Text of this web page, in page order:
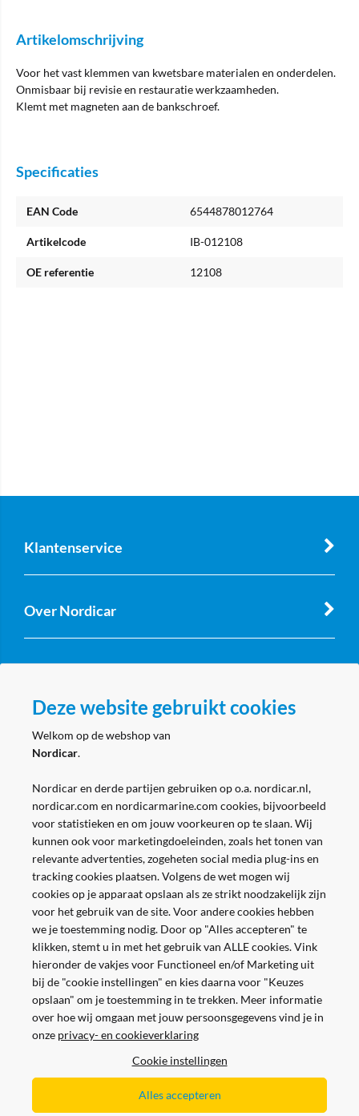
Artikelomschrijving
Voor het vast klemmen van kwetsbare materialen en onderdelen.
Onmisbaar bij revisie en restauratie werkzaamheden.
Klemt met magneten aan de bankschroef.
Specificaties
EAN Code 6544878012764
Artikelcode IB-012108
OE referentie 12108
Klantenservice
Over Nordicar
Volg ons
Veilig en gemakkelijk betalen
Deze website gebruikt cookies
Welkom op de webshop van
Nordicar.
Nordicar en derde partijen gebruiken op o.a. nordicar.nl,
nordicar.com en nordicarmarine.com cookies, bijvoorbeeld
voor statistieken en om jouw voorkeuren op te slaan. Wij
kunnen ook voor marketingdoeleinden, zoals het tonen van
relevante advertenties, zogeheten social media plug-ins en
tracking cookies plaatsen. Volgens de wet mogen wij
cookies op je apparaat opslaan als ze strikt noodzakelijk zijn
voor het gebruik van de site. Voor andere cookies hebben
we je toestemming nodig. Door op "Alles accepteren" te
klikken, stemt u in met het gebruik van ALLE cookies. Vink
hieronder de vakjes voor Functioneel en/of Marketing uit
bij de "cookie instellingen" en kies daarna voor "Keuzes
opslaan" om je toestemming in te trekken. Meer informatie
over hoe wij omgaan met jouw persoonsgegevens vind je in
onze privacy- en cookieverklaring
Cookie instellingen
Alles accepteren